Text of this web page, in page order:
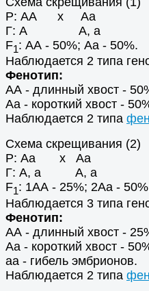
Р: АА х Аа
Г: А А, а
F1: АА - 50%; Аа - 50%.
Наблюдается 2 типа
Фенотип:
АА - длинный хвост -
Аа - короткий хвост -
Наблюдается 2 типа
Схема скрещивания (2)
Р: Аа х Аа
Г: А, а А, а
F1: 1АА - 25%; 2Аа -
Наблюдается 3 типа
Фенотип:
АА - длинный хвост -
Аа - короткий хвост -
аа - гибель эмбрионов.
Наблюдается 2 типа